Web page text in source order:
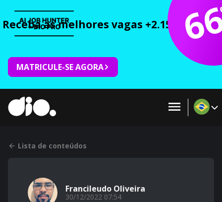
Receba as melhores vagas +2.150 cursos
MATRICULE-SE AGORA
Lista de conteúdos
Francileudo Oliveira
30/12/2022 07:54